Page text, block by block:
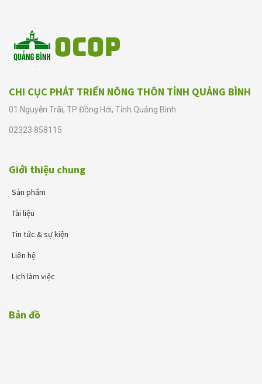
CHI CỤC PHÁT TRIỂN NÔNG THÔN TỈNH QUẢNG BÌNH
01 Nguyễn Trãi, TP Đồng Hới, Tỉnh Quảng Bình
02323 858115
Giới thiệu chung
Sản phẩm
Tài liệu
Tin tức & sự kiện
Liên hệ
Lịch làm việc
Bản đồ